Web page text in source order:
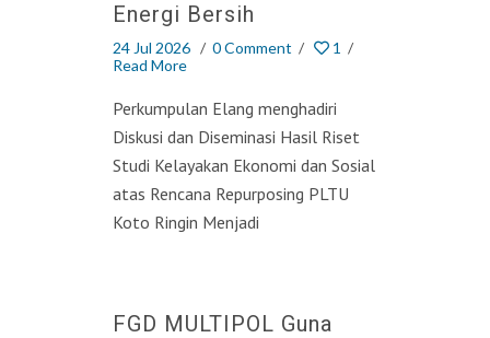
Energi Bersih
24 Jul 2026 / 0 Comment / 1 /
Read More
Perkumpulan Elang menghadiri
Diskusi dan Diseminasi Hasil Riset
Studi Kelayakan Ekonomi dan Sosial
atas Rencana Repurposing PLTU
Koto Ringin Menjadi
FGD MULTIPOL Guna